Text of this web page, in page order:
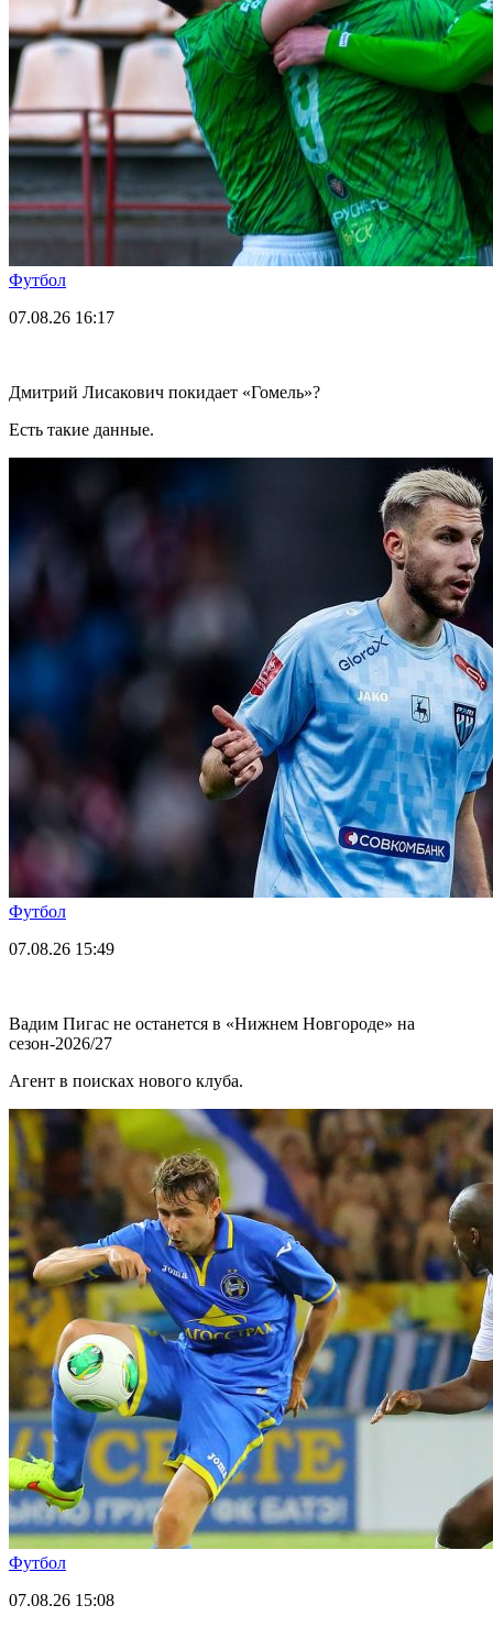
Футбол
07.08.26 16:17
Дмитрий Лисакович покидает «Гомель»?
Есть такие данные.
Футбол
07.08.26 15:49
Вадим Пигас не останется в «Нижнем Новгороде» на
сезон-2026/27
Агент в поисках нового клуба.
Футбол
07.08.26 15:08